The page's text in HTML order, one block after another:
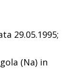
29.05.1995;
(Na) in